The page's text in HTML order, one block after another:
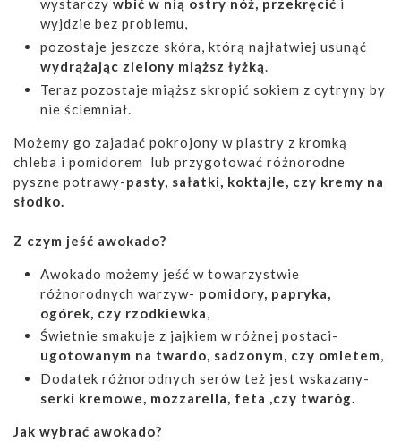
wystarczy wbić w nią ostry nóż, przekręcić i
wyjdzie bez problemu,
pozostaje jeszcze skóra, którą najłatwiej usunąć
wydrążając zielony miąższ łyżką.
Teraz pozostaje miąższ skropić sokiem z cytryny by
nie ściemniał.
Możemy go zajadać pokrojony w plastry z kromką
chleba i pomidorem lub przygotować różnorodne
pyszne potrawy-pasty, sałatki, koktajle, czy kremy na
słodko.
Z czym jeść awokado?
Awokado możemy jeść w towarzystwie
różnorodnych warzyw- pomidory, papryka,
ogórek, czy rzodkiewka,
Świetnie smakuje z jajkiem w różnej postaci-
ugotowanym na twardo, sadzonym, czy omletem,
Dodatek różnorodnych serów też jest wskazany-
serki kremowe, mozzarella, feta ,czy twaróg.
Jak wybrać awokado?